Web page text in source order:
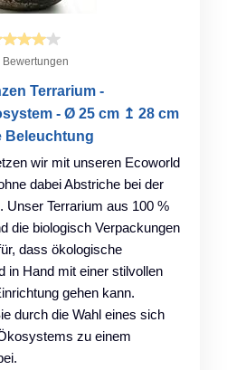
Bewertungen
Terrarium -
- Ø 25 cm ↥ 28 cm
Beleuchtung
wir mit unseren Ecoworld
dabei Abstriche bei der
Unser Terrarium aus 100 %
die biologisch Verpackungen
dass ökologische
in Hand mit einer stilvollen
gehen kann.
durch die Wahl eines sich
zu einem